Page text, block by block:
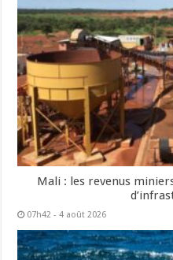
Mali : les revenus
07h42 - 4 août 2026